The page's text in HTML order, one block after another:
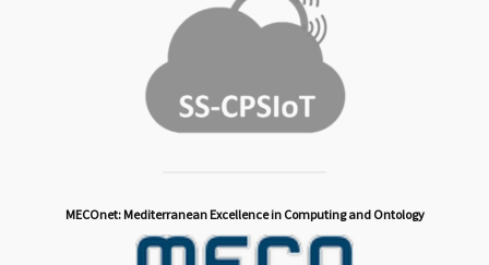
MECOnet: Mediterranean Excellence in Computing and Ontology